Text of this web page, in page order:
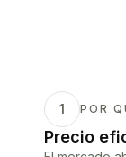
1 POR
Precio